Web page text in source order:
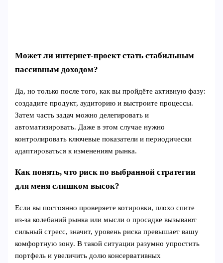
Может ли интернет‑проект стать стабильным
пассивным доходом?
Да, но только после того, как вы пройдёте активную фазу:
создадите продукт, аудиторию и выстроите процессы.
Затем часть задач можно делегировать и
автоматизировать. Даже в этом случае нужно
контролировать ключевые показатели и периодически
адаптироваться к изменениям рынка.
Как понять, что риск по выбранной стратегии
для меня слишком высок?
Если вы постоянно проверяете котировки, плохо спите
из‑за колебаний рынка или мысли о просадке вызывают
сильный стресс, значит, уровень риска превышает вашу
комфортную зону. В такой ситуации разумно упростить
портфель и увеличить долю консервативных